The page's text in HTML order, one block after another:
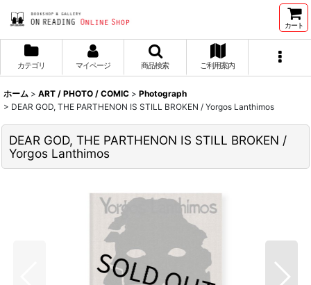
カート
カテゴリ マイページ 商品検索 ご利用案内
ホーム > ART / PHOTO / COMIC > Photograph
> DEAR GOD, THE PARTHENON IS STILL BROKEN / Yorgos Lanthimos
DEAR GOD, THE PARTHENON IS STILL BROKEN /
Yorgos Lanthimos